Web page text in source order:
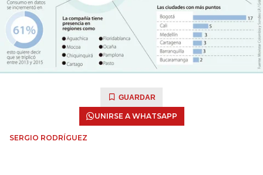
GUARDAR
UNIRSE A WHATSAPP
SERGIO RODRÍGUEZ